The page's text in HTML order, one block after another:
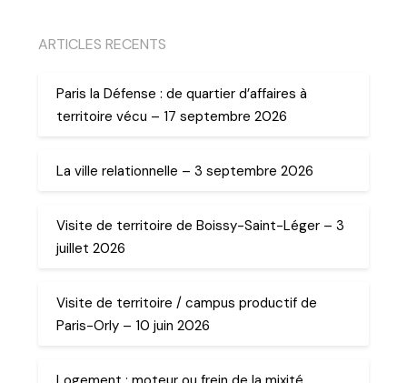
ARTICLES RECENTS
Paris la Défense : de quartier d’affaires à
territoire vécu – 17 septembre 2026
La ville relationnelle – 3 septembre 2026
Visite de territoire de Boissy-Saint-Léger – 3
juillet 2026
Visite de territoire / campus productif de
Paris-Orly – 10 juin 2026